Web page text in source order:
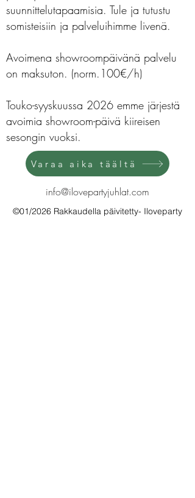
suunnittelutapaamisia. Tule ja tutustu
somisteisiin ja palveluihimme livenä.
Avoimena showroompäivänä palvelu
on maksuton. (norm.100€/h)
Touko-syyskuussa 2026 emme järjestä
avoimia showroom-päivä kiireisen
sesongin vuoksi.
Varaa aika täältä
info@ilovepartyjuhlat.com
©01/2026 Rakkaudella päivitetty- Iloveparty